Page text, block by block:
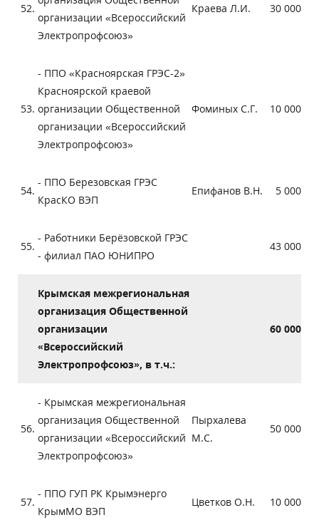
52.
организации «Всероссийский
Электропрофсоюз»
Краева Л.И. 30 000
53.
- ППО «Красноярская ГРЭС-2»
Красноярской краевой
организации Общественной
организации «Всероссийский
Электропрофсоюз»
Фоминых С.Г. 10 000
54.
- ППО Березовская ГРЭС
КрасКО ВЭП
Епифанов В.Н. 5 000
55.
- Работники Берёзовской ГРЭС
- филиал ПАО ЮНИПРО
43 000
Крымская межрегиональная
организация Общественной
организации
«Всероссийский
Электропрофсоюз», в т.ч.:
60 000
56.
- Крымская межрегиональная
организация Общественной
организации «Всероссийский
Электропрофсоюз»
Пырхалева
М.С.
50 000
57.
- ППО ГУП РК Крымэнерго
КрымМО ВЭП
Цветков О.Н. 10 000